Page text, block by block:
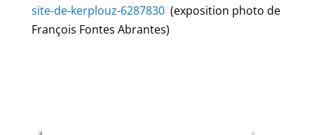
site-de-kerplouz-6287830(exposition photo de
François Fontes Abrantes)